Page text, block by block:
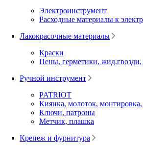
Электроинструмент
Расходные материалы к
Лакокрасочные материалы
Краски
Пены, герметики, жид.гвозди,
Ручной инструмент
PATRIOT
Киянка, молоток, монтировка,
Ключи, патроны
Метчик, плашка
Крепеж и фурнитура